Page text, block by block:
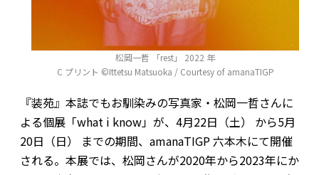
松岡一哲 「rest」 2022 年
C プリント ©Ittetsu Matsuoka / Courtesy of amanaTIGP
『装苑』本誌でもお馴染みの写真家・松岡一哲さんに
よる個展「what i know」が、4月22日（土） から5月
20日（日） までの期間、amanaTIGP 六本木にて開催
される。本展では、松岡さんが2020年から2023年にか